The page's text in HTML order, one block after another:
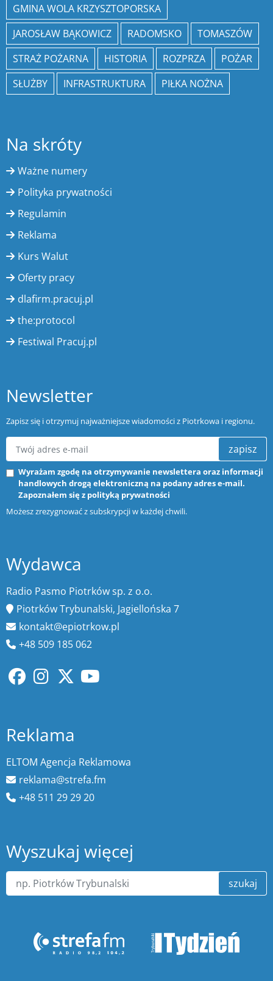
GMINA WOLA KRZYSZTOPORSKA
JAROSŁAW BĄKOWICZ
RADOMSKO
TOMASZÓW
STRAŻ POŻARNA
HISTORIA ROZPRZA
POŻAR
SŁUŻBY
INFRASTRUKTURA PIŁKA NOŻNA
Na skróty
Ważne numery
Polityka prywatności
Regulamin
Reklama
Kurs Walut
Oferty pracy
dlafirm.pracuj.pl
the:protocol
Festiwal Pracuj.pl
Newsletter
Zapisz się i otrzymuj najważniejsze wiadomości z Piotrkowa i regionu.
zapisz
Wyrażam zgodę na otrzymywanie newslettera oraz informacji
handlowych drogą elektroniczną na podany adres e-mail.
Zapoznałem się z polityką prywatności
Możesz zrezygnować z subskrypcji w każdej chwili.
Wydawca
Radio Pasmo Piotrków sp. z o.o.
Piotrków Trybunalski, Jagiellońska 7
kontakt@epiotrkow.pl
+48 509 185 062
Reklama
ELTOM Agencja Reklamowa
reklama@strefa.fm
+48 511 29 29 20
Wyszukaj więcej
szukaj